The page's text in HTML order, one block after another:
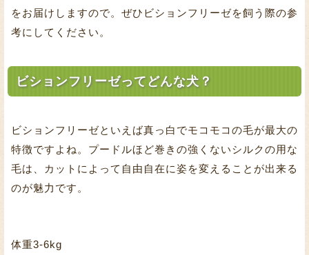
をお届けしますので。ぜひビションフリーゼを飼う際の参
考にしてください。
ビションフリーゼってどんな犬？
ビションフリーゼといえば真っ白でモコモコの毛が最大の
特徴ですよね。プードルほど巻きの強くないシルクの用な
毛は、カットによって自由自在に姿を変えることが出来る
のが魅力です。
体重3-6kg